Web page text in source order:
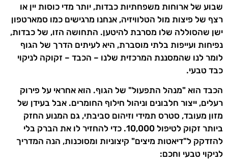
שבוע של ארוחות משפחתיות כבדות, יותר מדי כוסות יין או
רצף של פיצות מול הטלוויזיה, אנחנו מרגישים כמו סמארטפון
ישן שהסוללה שלו מסרבת להיטען. התחושה הזו, של כבדות,
נפיחות ועייפות בלתי מוסברת, היא לעיתים הדרך של הגוף
לומר לנו שהמסננת המרכזית שלנו – הכבד – זקוקה לניקוי
כבד טבעי.
הכבד הוא "מנהל התפעול" של הגוף. הוא אחראי על פירוק
רעלים, ייצור חלבונים וניהול חילוף החומרים. אבל בעידן של
מזון מעובד, סטרס תמידי וזיהום סביבתי, גם המנוע החזק
ביותר זקוק לטיפול 10,000. כדי להחזיר לו את הברק בלי
להזדקק ל"דיאטות מיצים" קיצוניות ומסוכנות, הנה המדריך
לניקוי טבעי וחכם: